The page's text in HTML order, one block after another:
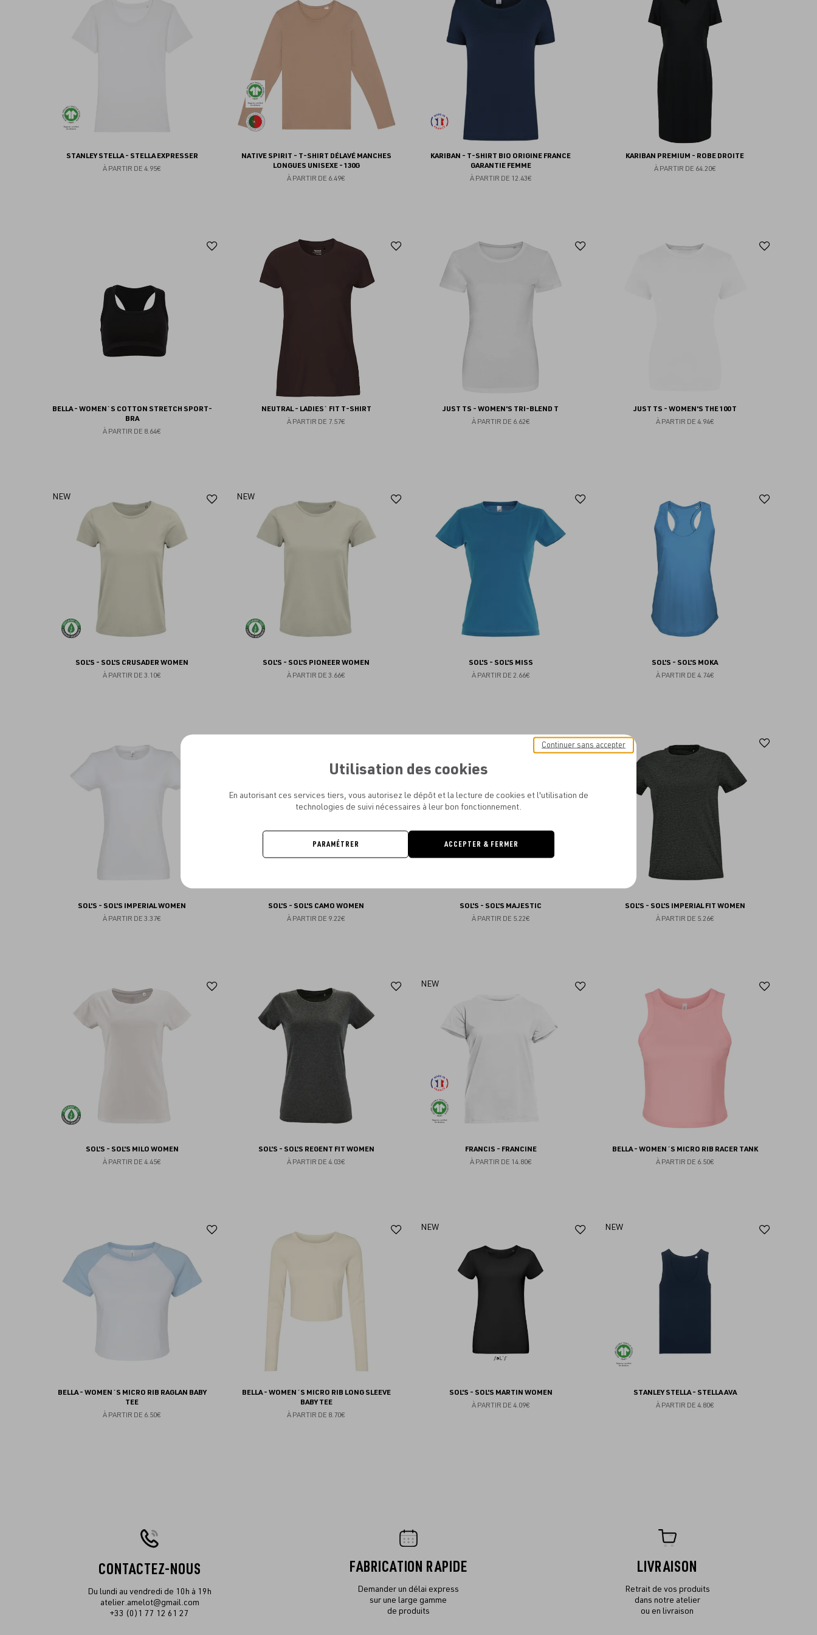
STANLEY STELLA - STELLA EXPRESSER
À PARTIR DE 4.95€
NATIVE SPIRIT - T-SHIRT DÉLAVÉ MANCHES
LONGUES UNISEXE - 130G
À PARTIR DE 6.49€
KARIBAN - T-SHIRT BIO ORIGINE FRANCE
GARANTIE FEMME
À PARTIR DE 12.43€
KARIBAN PREMIUM - ROBE DROITE
À PARTIR DE 64.20€
BELLA - WOMEN`S COTTON STRETCH SPORT-
BRA
À PARTIR DE 8.64€
favoris
NEUTRAL - LADIES` FIT T-SHIRT
À PARTIR DE 7.57€
favoris
JUST TS - WOMEN'S TRI-BLEND T
À PARTIR DE 6.62€
JUST TS - WOMEN'S THE 100 T
À PARTIR DE 4.94€
NEW
SOL'S - SOL'S CRUSADER WOMEN
À PARTIR DE 3.10€
Ajouter
favoris
NEW
SOL'S - SOL'S PIONEER WOMEN
À PARTIR DE 3.66€
favoris
SOL'S - SOL'S MISS
À PARTIR DE 2.66€
SOL'S - SOL'S MOKA
À PARTIR DE 4.74€
SOL'S - SOL'S IMPERIAL WOMEN
À PARTIR DE 3.37€
SOL'S - SOL'S CAMO WOMEN
À PARTIR DE 9.22€
aux
SOL'S - SOL'S MAJESTIC
À PARTIR DE 5.22€
Ajouter
SOL'S - SOL'S IMPERIAL FIT WOMEN
À PARTIR DE 5.26€
SOL'S - SOL'S MILO WOMEN
À PARTIR DE 4.45€
favoris
SOL'S - SOL'S REGENT FIT WOMEN
À PARTIR DE 4.03€
Ajouter
favoris
NEW
FRANCIS - FRANCINE
À PARTIR DE 14.80€
BELLA - WOMEN´S MICRO RIB RACER TANK
À PARTIR DE 6.50€
BELLA - WOMEN´S MICRO RIB RAGLAN BABY
TEE
À PARTIR DE 6.50€
BELLA - WOMEN´S MICRO RIB LONG SLEEVE
BABY TEE
À PARTIR DE 8.70€
Ajouter
NEW
SOL'S - SOL'S MARTIN WOMEN
À PARTIR DE 4.09€
Ajouter
NEW
STANLEY STELLA - STELLA AVA
À PARTIR DE 4.80€
CONTACTEZ-NOUS
Du lundi au vendredi de 10h à 19h
atelier.amelot@gmail.com
+33 (0)1 77 12 61 27
FABRICATION RAPIDE
Demander un délai express
sur une large gamme
de produits
LIVRAISON
Retrait de vos produits
dans notre atelier
ou en livraison
Utilisation des cookies
En autorisant ces services tiers, vous autorisez le dépôt et la lecture de cookies et l'utilisation de
technologies de suivi nécessaires à leur bon fonctionnement.
Continuer sans accepter
PARAMÉTRER ACCEPTER & FERMER